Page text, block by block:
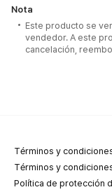
Nota
Este producto se
vendedor. A este
cancelación,
Términos y
Términos y
Política de protección